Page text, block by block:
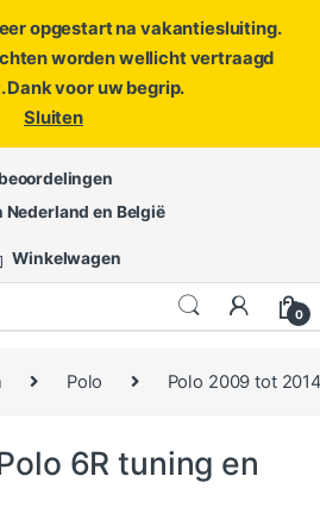
opgestart na vakantiesluiting.
worden wellicht vertraagd
voor uw begrip.
Sluiten
ofopen een ticket
en België
Winkelwagen
0
Polo Polo 2009 tot
6R tuning en